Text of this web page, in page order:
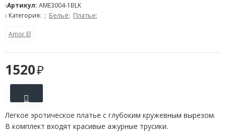
1520
Артикул: AME3004-1BLK
Категория: ; Бельё; Платье;
Amor El
Легкое эротическое платье с глубоким кружевным вырезом.
В комплект входят красивые ажурные трусики.